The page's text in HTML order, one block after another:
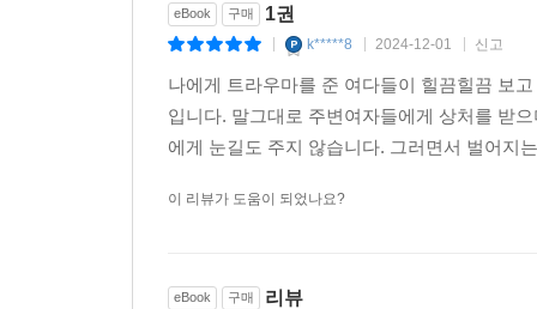
eBook 구매 1권
k*****8 2024-12-01 신고
나에게 트라우마를 준 여다들이 힐끔힐끔 보
입니다. 말그대로 주변여자들에게 상처를 받
에게 눈길도 주지 않습니다. 그러면서 벌어지
이 리뷰가 도움이 되었나요?
eBook 구매 리뷰